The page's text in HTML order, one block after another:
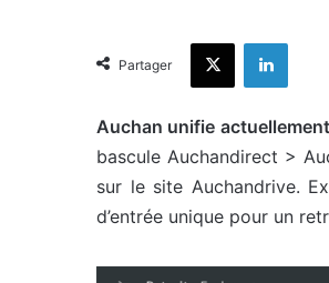
Partager
X
Auchan unifie
bascule Auchandirect >
sur le site Auchandrive.
d’entrée unique pour un